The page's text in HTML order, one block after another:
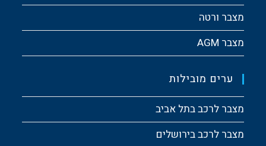
מצבר ורטה
מצבר AGM
ערים מובילות
מצבר לרכב בתל אביב
מצבר לרכב בירושלים